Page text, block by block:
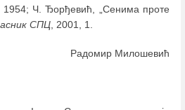
1954; Ч. Ђорђевић, „Сенима проте
СПЦ , 2001, 1.
Радомир Милошевић